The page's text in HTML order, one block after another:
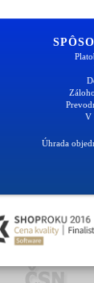
V
Úhrada